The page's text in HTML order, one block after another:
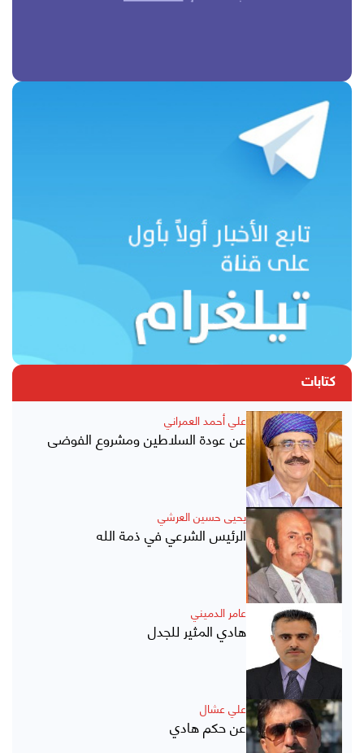
كتابات
علي أحمد العمراني
عن عودة السلاطين ومشروع الفوضى
يحيى حسين العرشي
الرئيس الشرعي في ذمة الله
عامر الدميني
هادي المثير للجدل
علي عشال
عن حكم هادي